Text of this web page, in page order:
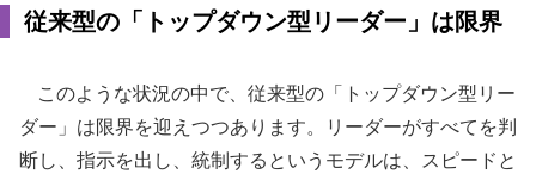
従来型の「トップダウン型リーダー」は限界
このような状況の中で、従来型の「トップダウン型リー
ダー」は限界を迎えつつあります。リーダーがすべてを判
断し、指示を出し、統制するというモデルは、スピードと